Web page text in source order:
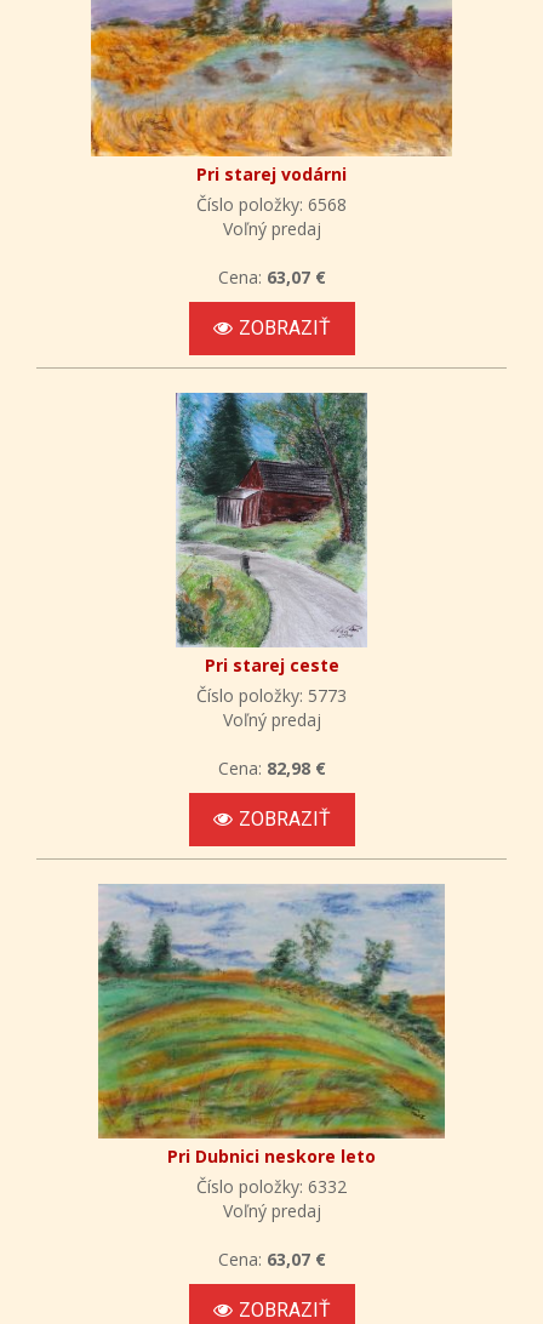
Pri starej vodárni
Číslo položky: 6568
Voľný predaj
Cena: 63,07 €
ZOBRAZIŤ
Pri starej ceste
Číslo položky: 5773
Voľný predaj
Cena: 82,98 €
ZOBRAZIŤ
Pri Dubnici neskore leto
Číslo položky: 6332
Voľný predaj
Cena: 63,07 €
ZOBRAZIŤ